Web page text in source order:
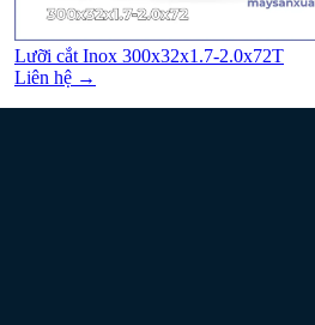
Lưỡi cắt Inox 300x32x1.7-2.0x72T
Liên hệ →